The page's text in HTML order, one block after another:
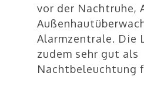
vor der Nachtruhe,
Alarmzentrale. Die
zudem sehr gut als
Nachtbeleuchtung